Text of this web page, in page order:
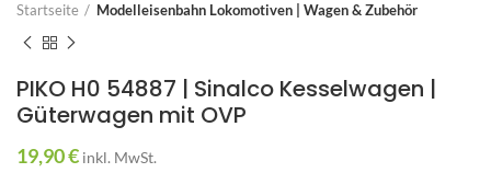
Startseite Modelleisenbahn Lokomotiven | Wagen & Zubehör
PIKO H0 54887 | Sinalco Kesselwagen |
Güterwagen mit OVP
19,90€ inkl. MwSt.